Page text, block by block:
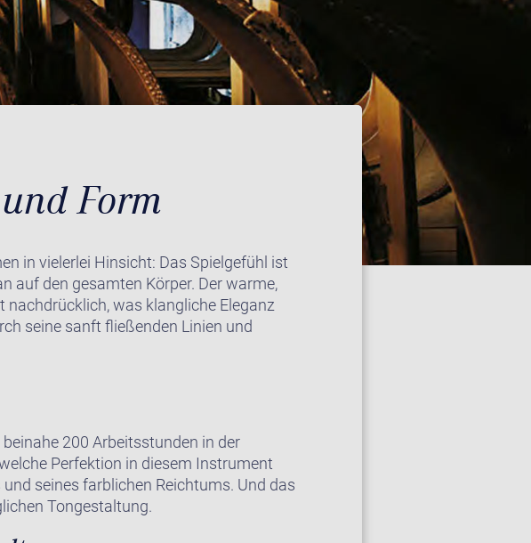
Form
in vielerlei Hinsicht: Das Spielgefühl ist
auf den gesamten Körper. Der warme,
was klangliche Eleganz
seine sanft fließenden Linien und
200 Arbeitsstunden in der
Perfektion in diesem Instrument
seines farblichen Reichtums. Und das
Tongestaltung.